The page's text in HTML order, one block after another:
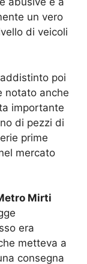
un vero
di veicoli
poi
notato anche
importante
di pezzi di
prime
mercato
Mirti
era
metteva a
consegna